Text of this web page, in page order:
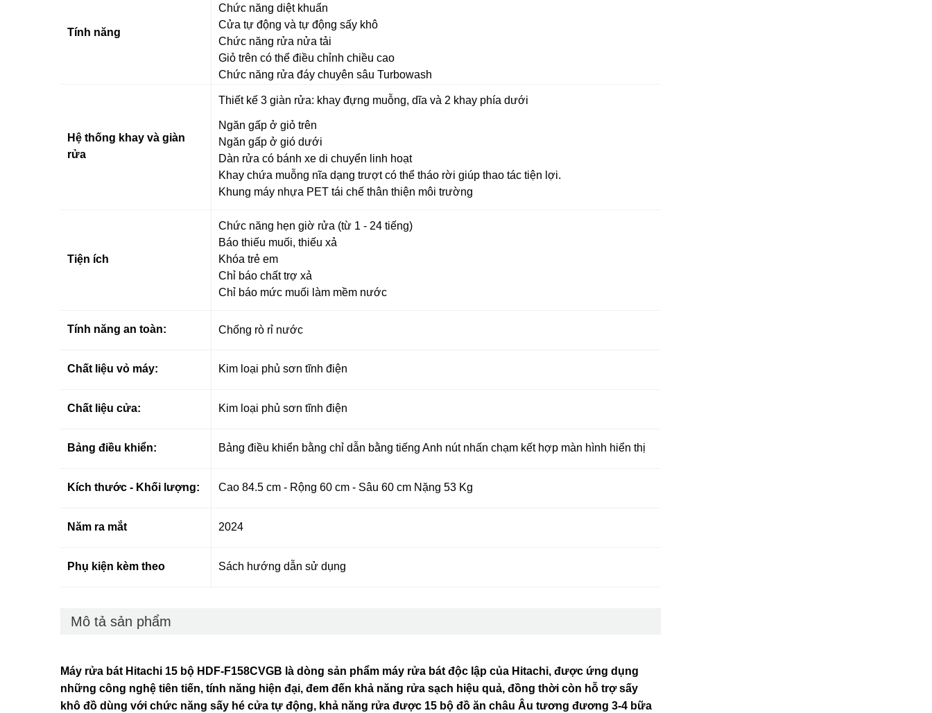
Tính năng
Chức năng diệt khuẩn
Cửa tự động và tự động sấy khô
Chức năng rửa nửa tải
Giỏ trên có thể điều chỉnh chiều cao
Chức năng rửa đáy chuyên sâu Turbowash
Hệ thống khay và giàn
rửa
Thiết kế 3 giàn rửa: khay đựng muỗng, dĩa và 2 khay phía dưới
Ngăn gấp ở giỏ trên
Ngăn gấp ở gió dưới
Dàn rửa có bánh xe di chuyển linh hoạt
Khay chứa muỗng nĩa dạng trượt có thể tháo rời giúp thao tác tiện lợi.
Khung máy nhựa PET tái chế thân thiện môi trường
Tiện ích
Chức năng hẹn giờ rửa (từ 1 - 24 tiếng)
Báo thiếu muối, thiếu xả
Khóa trẻ em
Chỉ báo chất trợ xả
Chỉ báo mức muối làm mềm nước
Tính năng an toàn: Chống rò rỉ nước
Chất liệu vỏ máy: Kim loại phủ sơn tĩnh điện
Chất liệu cửa: Kim loại phủ sơn tĩnh điện
Bảng điều khiển: Bảng điều khiển bằng chỉ dẫn bằng tiếng Anh nút nhấn chạm kết hợp màn hình hiển thị
Kích thước - Khối lượng: Cao 84.5 cm - Rộng 60 cm - Sâu 60 cm Nặng 53 Kg
Năm ra mắt 2024
Phụ kiện kèm theo Sách hướng dẫn sử dụng
Mô tả sản phẩm
Máy rửa bát Hitachi 15 bộ HDF-F158CVGB là dòng sản phẩm máy rửa bát độc lập của Hitachi, được ứng dụng
những công nghệ tiên tiến, tính năng hiện đại, đem đến khả năng rửa sạch hiệu quả, đồng thời còn hỗ trợ sấy
khô đồ dùng với chức năng sấy hé cửa tự động, khả năng rửa được 15 bộ đồ ăn châu Âu tương đương 3-4 bữa